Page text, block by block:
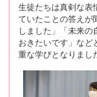
生徒たちは真剣な表
ていたことの答えが
しました」「未来
おきたいです」など
重な学びとなりまし